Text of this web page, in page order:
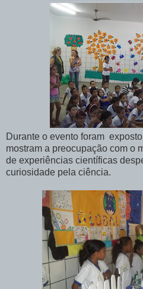
Durante o evento foram
mostram a preocupação com o
de experiências científicas
curiosidade pela ciência.